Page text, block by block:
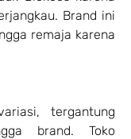
Brand ini
remaja karena
tergantung
brand. Toko